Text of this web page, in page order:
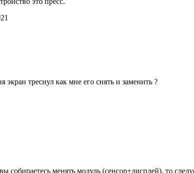
экран треснул как мне его снять и заменить ?
собираетесь менять модуль (сенсор+дисплей), то